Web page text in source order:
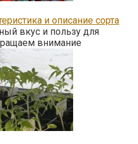
и описание сорта
вкус и пользу для
внимание